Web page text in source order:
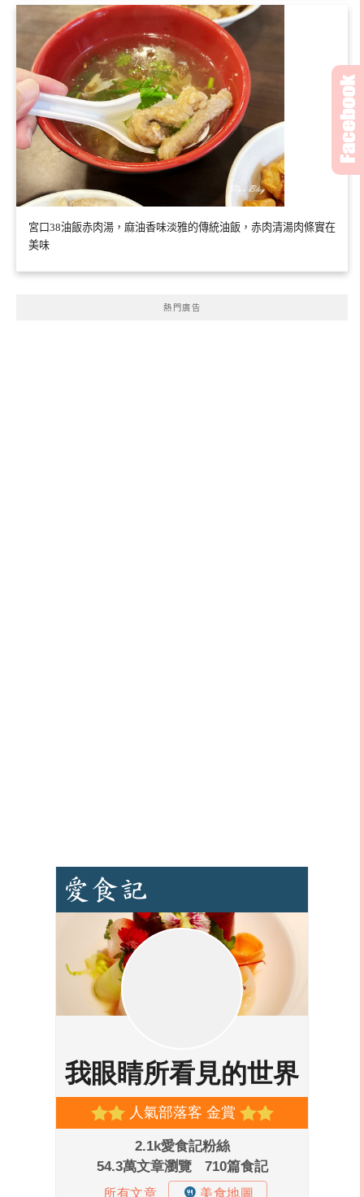
宮口38油飯赤肉湯，麻油香味淡雅的傳統油飯，赤肉清湯肉條實在
美味
熱門廣告